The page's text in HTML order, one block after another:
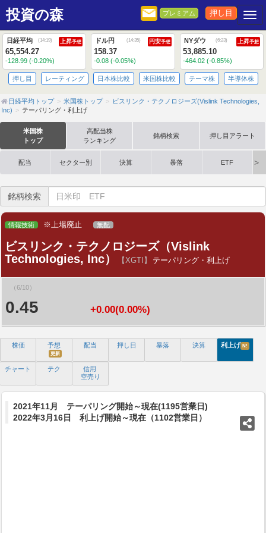
投資の森 プレミアム 押し目
日経平均 (14:19) 上昇予想
65,554.27
-128.99 (-0.20%)
ドル円 (14:35) 円安予想
158.37
-0.08 (-0.05%)
NYダウ (6:23) 上昇予想
53,885.10
-464.02 (-0.85%)
押し目 レーティング 日本株比較 米国株比較 テーマ株 半導体株
日経平均トップ 米国株トップ
ビスリンク・テクノロジーズ(Vislink Technologies,
Inc)
テーパリング・利上げ
米国株
トップ
高配当株
ランキング
銘柄検索 押し目アラート
配当 セクター別 決算 暴落 ETF
銘柄検索
情報技術 ※上場廃止 無配
ビスリンク・テクノロジーズ（Vislink
Technologies, Inc）
【XGTI】 テーパリング・利上げ
（6/10）
0.45 +0.00(0.00%)
株価 予想
更新
配当 押し目 暴落 決算 利上げ N!
チャート テク
信用
空売り
2021年11月 テーパリング開始～現在(1195営業日)
2022年3月16日 利上げ開始～現在（1102営業日）